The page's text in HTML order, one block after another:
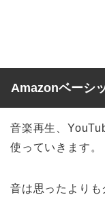
Amazonベーシ
音楽再生、
使っていきます。
音は思ったよりも